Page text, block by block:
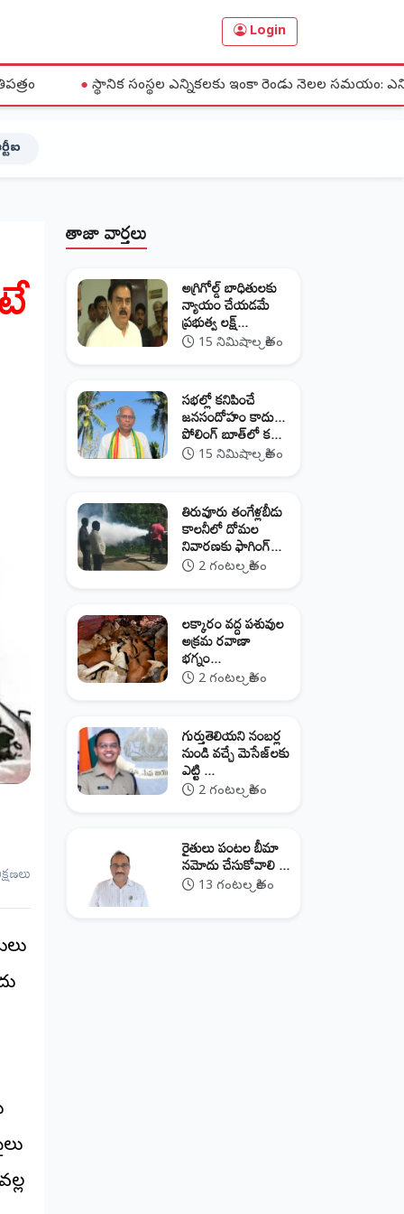
Login
సంస్థల ఎన్నికలకు ఇంకా రెండు నెలల సమయం: ఎన్నికల కమిషన్
తాజా వార్తలు
అగ్రిగోల్డ్ బాధితులకు
న్యాయం చేయడమే
ప్రభుత్వ లక్ష్...
15 నిమిషాల క్రితం
సభల్లో కనిపించే
జనసందోహం కాదు...
పోలింగ్ బూత్‌లో క...
15 నిమిషాల క్రితం
తిరువూరు తంగేళ్లబీడు
కాలనీలో దోమల
నివారణకు ఫాగింగ్...
2 గంటల క్రితం
లక్కారం వద్ద పశువుల
అక్రమ రవాణా
భగ్నం...
2 గంటల క్రితం
గుర్తుతెలియని నంబర్ల
నుండి వచ్చే మెసేజ్‌లకు
ఎట్టి ...
2 గంటల క్రితం
రైతులు పంటల బీమా
నమోదు చేసుకోవాలి ...
13 గంటల క్రితం